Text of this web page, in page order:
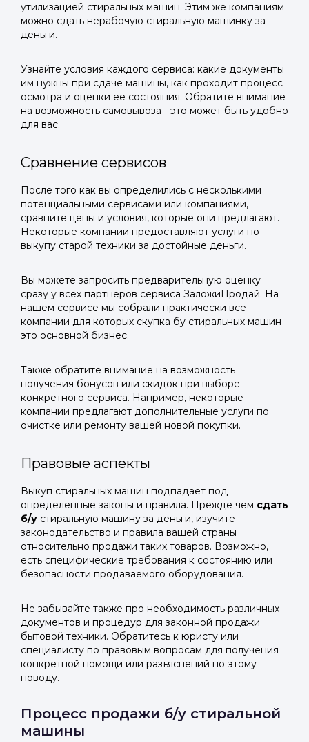
Войти в
профиль
Мы отправим код для входа на ваш
Телефон
Отправить код
Подать заявку
Отправьте заявку через мессенджер-бот — магазины
увидят её и пришлют предложения. Фото, описание и
Telegram
или подайте через форму на сайте
Войти в ЛК и заполнить форму
Подать заявку
Отправьте заявку через мессенджер-бот — магазины
увидят её и пришлют предложения. Фото, описание и
Telegram
или подайте через форму на сайте
Войти в ЛК и заполнить форму
утилизацией стиральных машин. Этим же компаниям
можно сдать нерабочую стиральную машинку за
деньги.
Узнайте условия каждого сервиса: какие документы
им нужны при сдаче машины, как проходит процесс
осмотра и оценки её состояния. Обратите внимание
на возможность самовывоза - это может быть удобно
для вас.
Сравнение сервисов
После того как вы определились с несколькими
потенциальными сервисами или компаниями,
сравните цены и условия, которые они предлагают.
Некоторые компании предоставляют услуги по
выкупу старой техники за достойные деньги.
Вы можете запросить предварительную оценку
сразу у всех партнеров сервиса ЗаложиПродай. На
нашем сервисе мы собрали практически все
компании для которых скупка бу стиральных машин -
это основной бизнес.
Также обратите внимание на возможность
получения бонусов или скидок при выборе
конкретного сервиса. Например, некоторые
компании предлагают дополнительные услуги по
очистке или ремонту вашей новой покупки.
Правовые аспекты
Выкуп стиральных машин подпадает под
определенные законы и правила. Прежде чем сдать
б/у стиральную машину за деньги, изучите
законодательство и правила вашей страны
относительно продажи таких товаров. Возможно,
есть специфические требования к состоянию или
безопасности продаваемого оборудования.
Не забывайте также про необходимость различных
документов и процедур для законной продажи
бытовой техники. Обратитесь к юристу или
специалисту по правовым вопросам для получения
конкретной помощи или разъяснений по этому
поводу.
Процесс продажи б/у стиральной
машины